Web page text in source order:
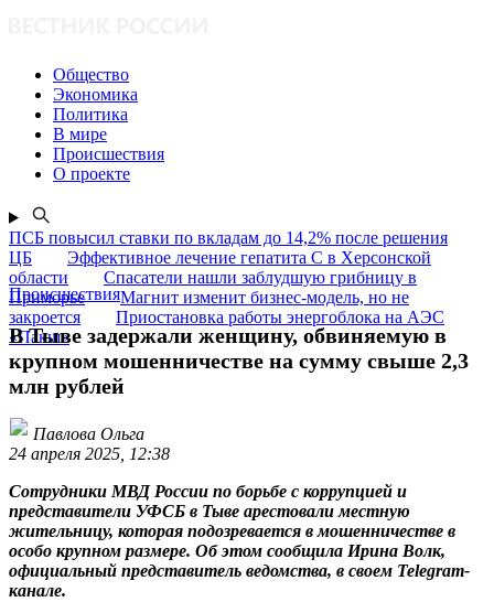
Общество
Экономика
Политика
В мире
Происшествия
О проекте
ПСБ повысил ставки по вкладам до 14,2% после решения
ЦБ
Эффективное лечение гепатита C в Херсонской
области
Спасатели нашли заблудшую грибницу в
Приморье
Магнит изменит бизнес-модель, но не
закроется
Приостановка работы энергоблока на АЭС
«Пакш»
Происшествия
В Тыве задержали женщину, обвиняемую в
крупном мошенничестве на сумму свыше 2,3
млн рублей
Павлова Ольга
24 апреля 2025, 12:38
Сотрудники МВД России по борьбе с коррупцией и
представители УФСБ в Тыве арестовали местную
жительницу, которая подозревается в мошенничестве в
особо крупном размере. Об этом сообщила Ирина Волк,
официальный представитель ведомства, в своем Telegram-
канале.